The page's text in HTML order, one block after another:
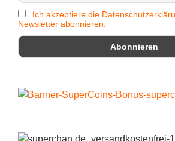
Ich akzeptiere die
Newsletter abonnieren.